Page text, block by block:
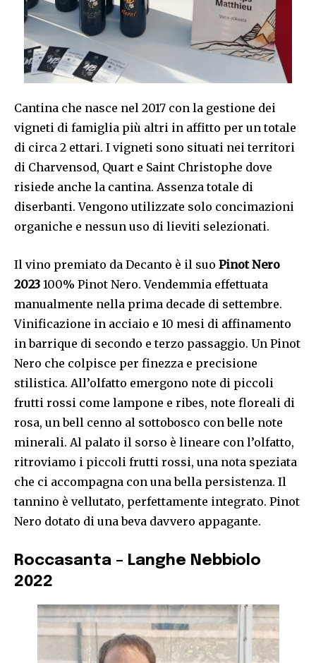
Cantina che nasce nel 2017 con la gestione dei
vigneti di famiglia più altri in affitto per un totale
di circa 2 ettari. I vigneti sono situati nei territori
di Charvensod, Quart e Saint Christophe dove
risiede anche la cantina. Assenza totale di
diserbanti. Vengono utilizzate solo concimazioni
organiche e nessun uso di lieviti selezionati.
Il vino premiato da Decanto è il suo Pinot Nero
2023 100% Pinot Nero. Vendemmia effettuata
manualmente nella prima decade di settembre.
Vinificazione in acciaio e 10 mesi di affinamento
in barrique di secondo e terzo passaggio. Un Pinot
Nero che colpisce per finezza e precisione
stilistica. All’olfatto emergono note di piccoli
frutti rossi come lampone e ribes, note floreali di
rosa, un bell cenno al sottobosco con belle note
minerali. Al palato il sorso è lineare con l’olfatto,
ritroviamo i piccoli frutti rossi, una nota speziata
che ci accompagna con una bella persistenza. Il
tannino è vellutato, perfettamente integrato. Pinot
Nero dotato di una beva davvero appagante.
Roccasanta – Langhe Nebbiolo
2022